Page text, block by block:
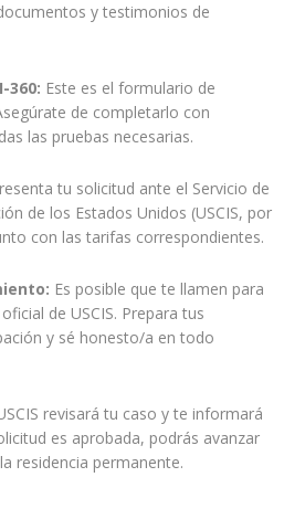
y testimonios de
360: Este es el formulario de
de completarlo con
las pruebas necesarias.
tu solicitud ante el Servicio de
de los Estados Unidos (USCIS, por
con las tarifas correspondientes.
Es posible que te llamen para
de USCIS. Prepara tus
y sé honesto/a en todo
revisará tu caso y te informará
es aprobada, podrás avanzar
residencia permanente.